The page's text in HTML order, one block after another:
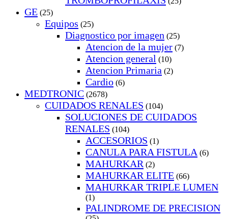
GE (25)
Equipos (25)
Diagnostico por imagen (25)
Atencion de la mujer (7)
Atencion general (10)
Atencion Primaria (2)
Cardio (6)
MEDTRONIC (2678)
CUIDADOS RENALES (104)
SOLUCIONES DE CUIDADOS
RENALES (104)
ACCESORIOS (1)
CANULA PARA FISTULA (6)
MAHURKAR (2)
MAHURKAR ELITE (66)
MAHURKAR TRIPLE LUMEN
(1)
PALINDROME DE PRECISION